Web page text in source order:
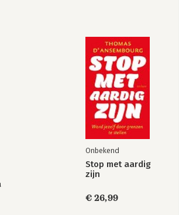
Onder de motorkap
van de
modernisering
Onbekend
Stop met aardig
zijn
€ 26,99